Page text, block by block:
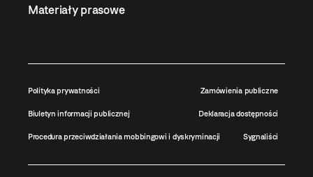
Materiały prasowe
Polityka prywatności Zamówienia publiczne
Biuletyn informacji publicznej Deklaracja dostępności
Procedura przeciwdziałania mobbingowi i dyskryminacji Sygnaliści